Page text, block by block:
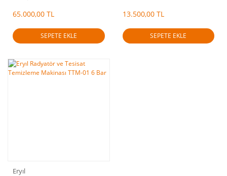
65.000,00 TL
SEPETE EKLE
13.500,00 TL
SEPETE EKLE
Eryıl